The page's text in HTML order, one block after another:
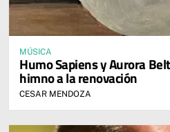
MÚSICA
Humo Sapiens y Aurora
himno a la renovación
CESAR MENDOZA